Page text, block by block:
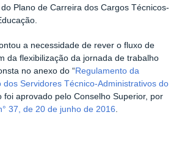
Plano de Carreira dos Cargos Técnicos-
a necessidade de rever o fluxo de
da flexibilização da jornada de trabalho
no anexo do “Regulamento da
dos Servidores Técnico-Administrativos do
foi aprovado pelo Conselho Superior, por
37, de 20 de junho de 2016.